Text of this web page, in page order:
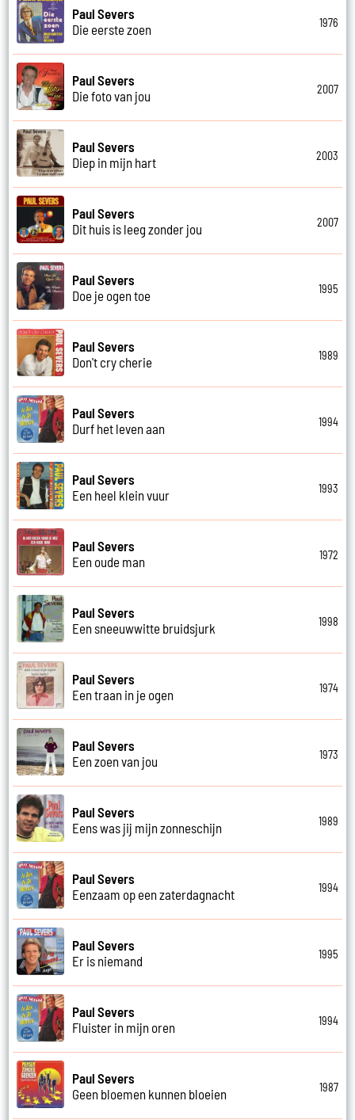
Paul Severs
Die eerste zoen
1976
Paul Severs
Die foto van jou
2007
Paul Severs
Diep in mijn hart
2003
Paul Severs
Dit huis is leeg zonder jou
2007
Paul Severs
Doe je ogen toe
1995
Paul Severs
Don't cry cherie
1989
Paul Severs
Durf het leven aan
1994
Paul Severs
Een heel klein vuur
1993
Paul Severs
Een oude man
1972
Paul Severs
Een sneeuwwitte bruidsjurk
1998
Paul Severs
Een traan in je ogen
1974
Paul Severs
Een zoen van jou
1973
Paul Severs
Eens was jij mijn zonneschijn
1989
Paul Severs
Eenzaam op een zaterdagnacht
1994
Paul Severs
Er is niemand
1995
Paul Severs
Fluister in mijn oren
1994
Paul Severs
Geen bloemen kunnen bloeien
1987